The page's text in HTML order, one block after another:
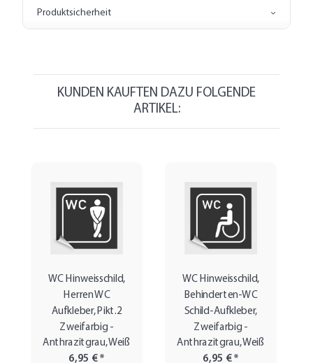
Produktsicherheit
KUNDEN KAUFTEN DAZU FOLGENDE
ARTIKEL:
WC Hinweisschild,
Herren WC
Aufkleber, Pikt.2
Zweifarbig -
Anthrazitgrau, Weiß
6,95 €*
WC Hinweisschild,
Behinderten-WC
Schild-Aufkleber,
Zweifarbig -
Anthrazitgrau, Weiß
6,95 €*